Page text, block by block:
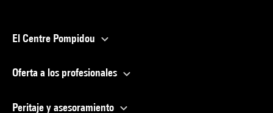
El Centre Pompidou
Oferta a los profesionales
Peritaje y asesoramiento